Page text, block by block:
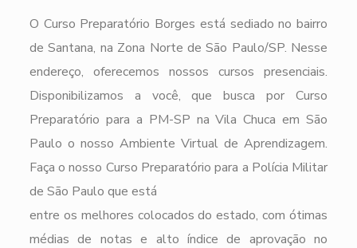
O Curso Preparatório Borges está sediado no bairro
de Santana, na Zona Norte de São Paulo/SP. Nesse
endereço, oferecemos nossos cursos presenciais.
Disponibilizamos a você, que busca por Curso
Preparatório para a PM-SP na Vila Chuca em São
Paulo o nosso Ambiente Virtual de Aprendizagem.
Faça o nosso Curso Preparatório para a Polícia Militar
de São Paulo que está
entre os melhores colocados do estado, com ótimas
médias de notas e alto índice de aprovação no